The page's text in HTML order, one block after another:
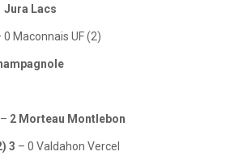
Jura Lacs
Maconnais UF (2)
2 Morteau Montlebon
3 – 0 Valdahon Vercel